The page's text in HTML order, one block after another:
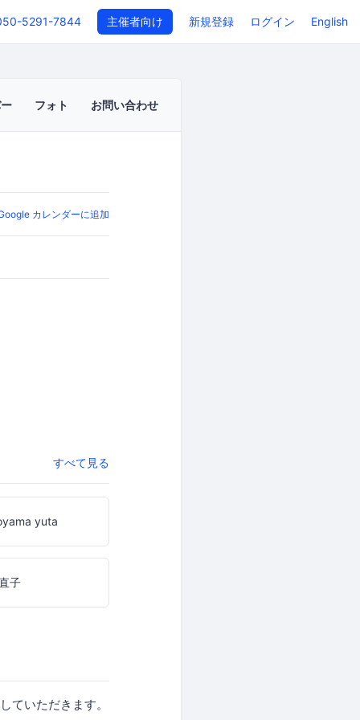
5291-7844 主催者向け 新規登録 ログイン English
フォト お問い合わせ
カレンダーに追加
すべて見る
yuta
子
いただきます。